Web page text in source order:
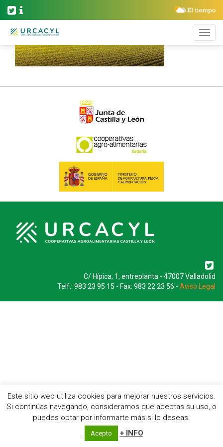
C/ Hípica, 1, entreplanta - 47007 Valladolid
Telf.: 983 23 95 15 - Fax: 983 22 23 56 - Aviso Legal
Este sitio web utiliza cookies para mejorar nuestros servicios.
Si continúas navegando, consideramos que aceptas su uso, o
puedes optar por informarte más si lo deseas.
.
Acepto + INFO